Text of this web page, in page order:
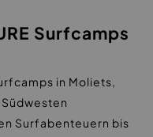
Surfcamps
in Moliets,
Surfabenteuern bis